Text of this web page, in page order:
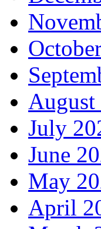
August
July
June
May
April